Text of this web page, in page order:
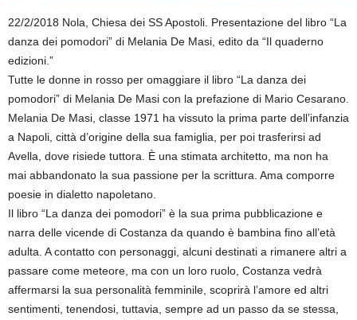
22/2/2018 Nola, Chiesa dei SS Apostoli. Presentazione del libro “La
danza dei pomodori” di Melania De Masi, edito da “Il quaderno
edizioni.”
Tutte le donne in rosso per omaggiare il libro “La danza dei
pomodori” di Melania De Masi con la prefazione di Mario Cesarano.
Melania De Masi, classe 1971 ha vissuto la prima parte dell’infanzia
a Napoli, città d’origine della sua famiglia, per poi trasferirsi ad
Avella, dove risiede tuttora. È una stimata architetto, ma non ha
mai abbandonato la sua passione per la scrittura. Ama comporre
poesie in dialetto napoletano.
Il libro “La danza dei pomodori” è la sua prima pubblicazione e
narra delle vicende di Costanza da quando è bambina fino all’età
adulta. A contatto con personaggi, alcuni destinati a rimanere altri a
passare come meteore, ma con un loro ruolo, Costanza vedrà
affermarsi la sua personalità femminile, scoprirà l’amore ed altri
sentimenti, tenendosi, tuttavia, sempre ad un passo da se stessa,